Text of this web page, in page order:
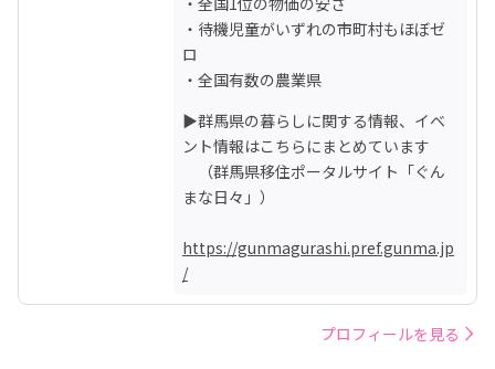
・待機児童がいずれの市町村もほぼゼ
ロ
・全国有数の農業県
▶群馬県の暮らしに関する情報、イベ
ント情報はこちらにまとめています
（群馬県移住ポータルサイト「ぐん
まな日々」）
https://gunmagurashi.pref.gunma.jp
/
プロフィールを見る